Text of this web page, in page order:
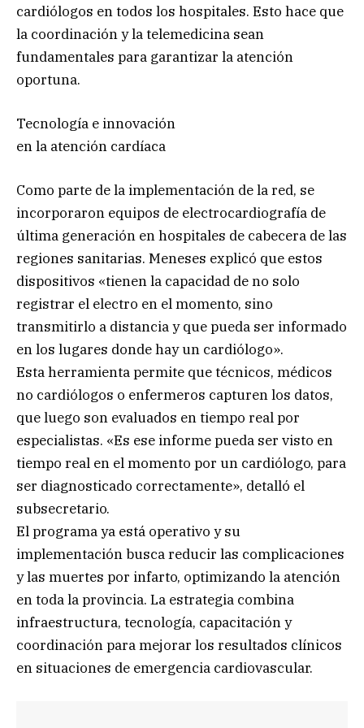
cardiólogos en todos los hospitales. Esto hace que
la coordinación y la telemedicina sean
fundamentales para garantizar la atención
oportuna.
Tecnología e innovación
en la atención cardíaca
Como parte de la implementación de la red, se
incorporaron equipos de electrocardiografía de
última generación en hospitales de cabecera de las
regiones sanitarias. Meneses explicó que estos
dispositivos «tienen la capacidad de no solo
registrar el electro en el momento, sino
transmitirlo a distancia y que pueda ser informado
en los lugares donde hay un cardiólogo».
Esta herramienta permite que técnicos, médicos
no cardiólogos o enfermeros capturen los datos,
que luego son evaluados en tiempo real por
especialistas. «Es ese informe pueda ser visto en
tiempo real en el momento por un cardiólogo, para
ser diagnosticado correctamente», detalló el
subsecretario.
El programa ya está operativo y su
implementación busca reducir las complicaciones
y las muertes por infarto, optimizando la atención
en toda la provincia. La estrategia combina
infraestructura, tecnología, capacitación y
coordinación para mejorar los resultados clínicos
en situaciones de emergencia cardiovascular.